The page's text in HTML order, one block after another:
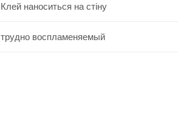
Клей наноситься на стіну
трудно воспламеняемый